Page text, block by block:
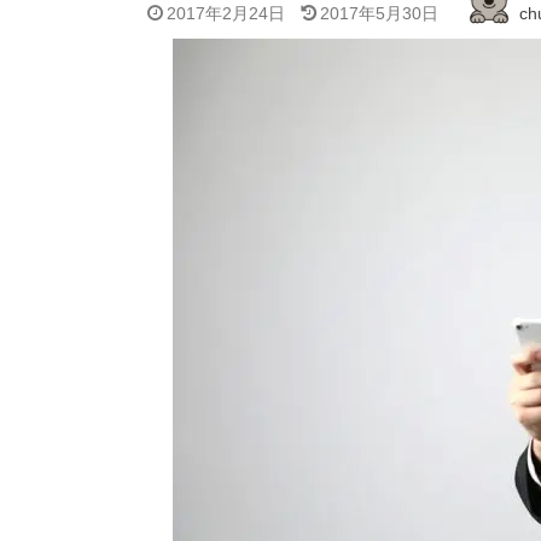
2017年2月24日 2017年5月30日